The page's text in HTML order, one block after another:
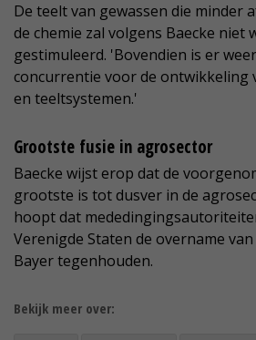
De teelt van gewassen die minder
de chemie zal volgens Baecke niet
gestimuleerd. 'Bovendien is er
concurrentie voor de ontwikkeling
en teeltsystemen.'
Grootste fusie in agrosector
Baecke wijst erop dat de
grootste is tot dusver in de
hoopt dat
Verenigde Staten de overname
Bayer tegenhouden.
Bekijk meer over: